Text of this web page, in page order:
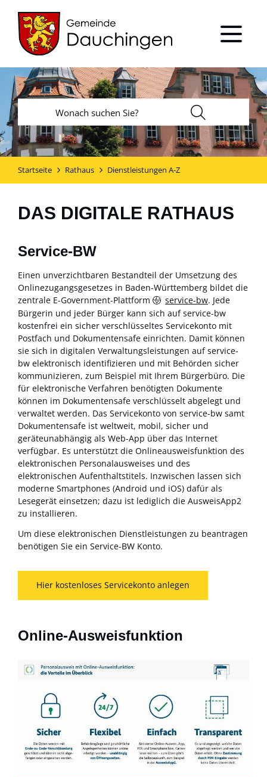
Startseite Rathaus Dienstleistungen A-Z
DAS DIGITALE RATHAUS
Service-BW
Einen unverzichtbaren Bestandteil der Umsetzung des
Onlinezugangsgesetzes in Baden-Württemberg bildet die
zentrale E-Government-Plattform
service-bw. Jede
Bürgerin und jeder Bürger kann sich auf service-bw
kostenfrei ein sicher verschlüsseltes Servicekonto mit
Postfach und Dokumentensafe einrichten. Damit können
sie sich in digitalen Verwaltungsleistungen auf service-
bw elektronisch identifizieren und mit Behörden sicher
kommunizieren, zum Beispiel mit Ihrem Bürgerbüro. Die
für elektronische Verfahren benötigten Dokumente
können im Dokumentensafe verschlüsselt abgelegt und
verwaltet werden. Das Servicekonto von service-bw samt
Dokumentensafe ist weltweit, mobil, sicher und
geräteunabhängig als Web-App über das Internet
verfügbar. Es unterstützt die Onlineausweisfunktion des
elektronischen Personalausweises und des
elektronischen Aufenthaltstitels. Inzwischen lassen sich
moderne Smartphones (Android und iOS) dafür als
Lesegerät einsetzen; dazu ist lediglich die AusweisApp2
zu installieren.
Um diese elektronischen Dienstleistungen zu beantragen
benötigen Sie ein Service-BW Konto.
Hier kostenloses Servicekonto anlegen
Online-Ausweisfunktion